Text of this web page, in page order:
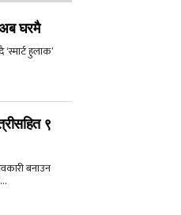
अब घरमै
हुलाक’
९
बनाउन